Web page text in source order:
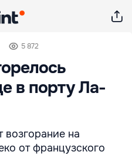
5 872
в порту Ла-
на
от французского